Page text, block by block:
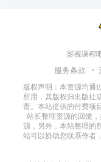
影视课程
服务条款
版权声明：本资源均通
所用，其版权归出版社
责。本站提供的付费项
站长整理资源的回馈
源，另外，本站整理的
站可以协助您联系作者